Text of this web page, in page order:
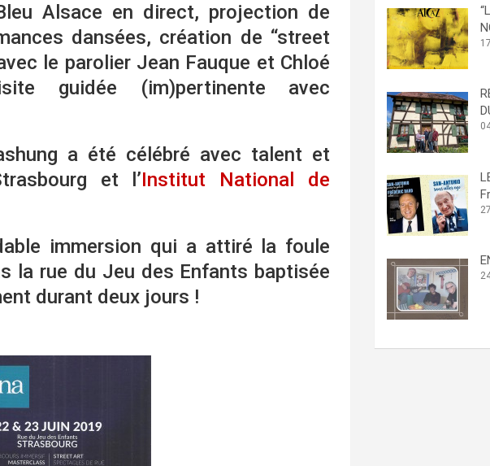
Alsace en direct, projection de
dansées, création de “street
le parolier Jean Fauque et Chloé
guidée (im)pertinente avec
a été célébré avec talent et
et l’Institut National de
immersion qui a attiré la foule
la rue du Jeu des Enfants baptisée
durant deux jours !